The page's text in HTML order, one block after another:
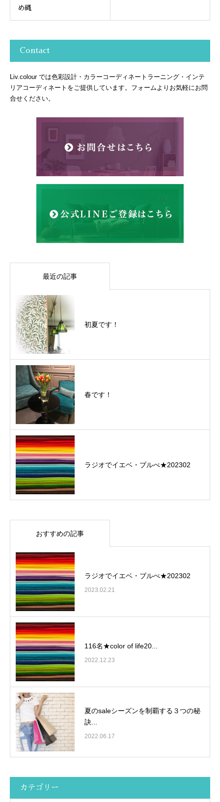
め縄
Contact
Liv.colour では色彩設計・カラーコーディネートラーニング・インテ
リアコーディネートをご提供しています。フォームよりお気軽にお問
合せください。
最近の記事
初夏です！
春です！
ラジオでイエベ・ブルべ★202302
おすすめの記事
ラジオでイエベ・ブルべ★202302
2023.02.21
116名★color of life20...
2022.12.23
夏のsaleシーズンを制覇する３つの秘
訣...
2022.06.17
カテゴリー